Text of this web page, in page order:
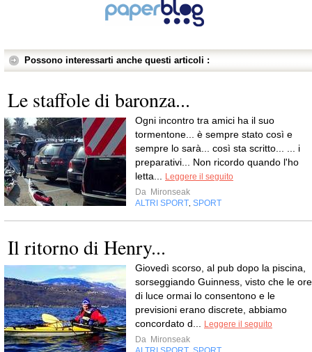
Possono interessarti anche questi articoli :
Le staffole di baronza...
Ogni incontro tra amici ha il suo
tormentone... è sempre stato così e
sempre lo sarà... così sta scritto... ... i
preparativi... Non ricordo quando l'ho
letta...
Leggere il seguito
Da Mironseak
ALTRI SPORT SPORT
Il ritorno di Henry...
Giovedì scorso, al pub dopo la piscina,
sorseggiando Guinness, visto che le ore
di luce ormai lo consentono e le
previsioni erano discrete, abbiamo
concordato d...
Leggere il seguito
Da Mironseak